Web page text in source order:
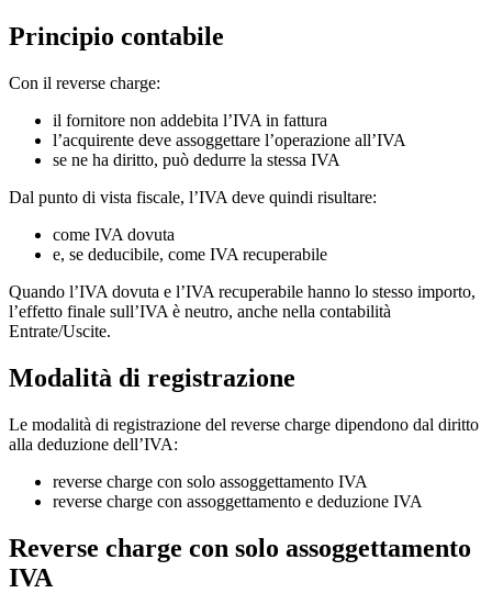
Principio contabile
Con il reverse charge:
il fornitore non addebita l’IVA in fattura
l’acquirente deve assoggettare l’operazione all’IVA
se ne ha diritto, può dedurre la stessa IVA
Dal punto di vista fiscale, l’IVA deve quindi risultare:
come IVA dovuta
e, se deducibile, come IVA recuperabile
Quando l’IVA dovuta e l’IVA recuperabile hanno lo stesso importo,
l’effetto finale sull’IVA è neutro, anche nella contabilità
Entrate/Uscite.
Modalità di registrazione
Le modalità di registrazione del reverse charge dipendono dal diritto
alla deduzione dell’IVA:
reverse charge con solo assoggettamento IVA
reverse charge con assoggettamento e deduzione IVA
Reverse charge con solo assoggettamento
IVA